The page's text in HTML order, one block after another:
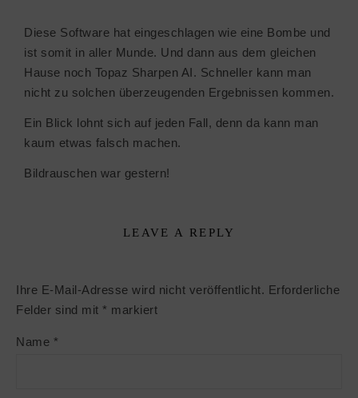
Diese Software hat eingeschlagen wie eine Bombe und
ist somit in aller Munde. Und dann aus dem gleichen
Hause noch Topaz Sharpen AI. Schneller kann man
nicht zu solchen überzeugenden Ergebnissen kommen.
Ein Blick lohnt sich auf jeden Fall, denn da kann man
kaum etwas falsch machen.
Bildrauschen war gestern!
LEAVE A REPLY
Ihre E-Mail-Adresse wird nicht veröffentlicht. Erforderliche
Felder sind mit * markiert
Name *